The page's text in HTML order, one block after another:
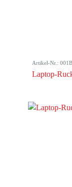
Artikel-Nr.:
Laptop-